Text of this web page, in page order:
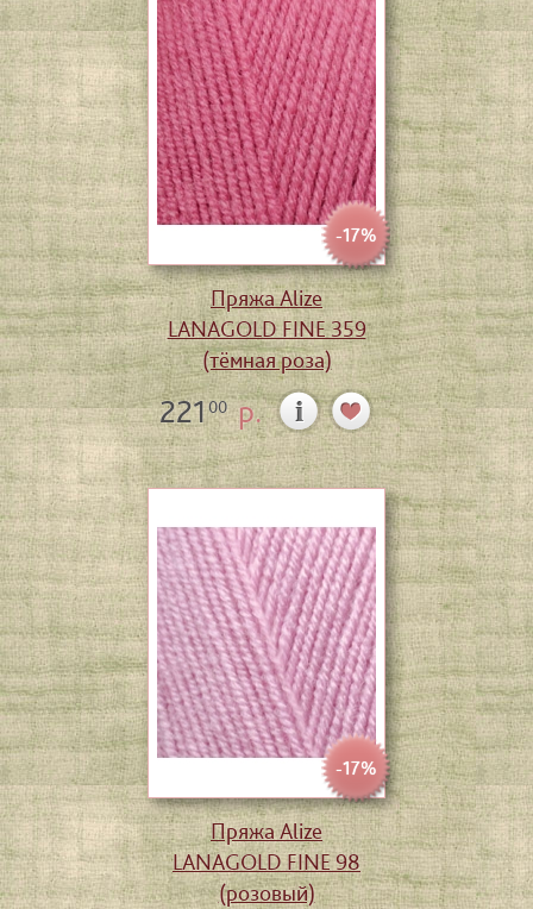
-17%
Пряжа Alize
LANAGOLD FINE 359
(тёмная роза)
22100р.
-17%
Пряжа Alize
LANAGOLD FINE 98
(розовый)